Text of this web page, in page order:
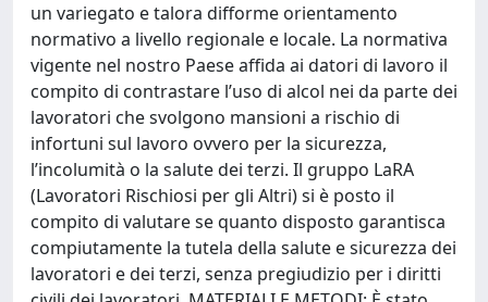
un variegato e talora difforme orientamento
normativo a livello regionale e locale. La normativa
vigente nel nostro Paese affida ai datori di lavoro il
compito di contrastare l’uso di alcol nei da parte dei
lavoratori che svolgono mansioni a rischio di
infortuni sul lavoro ovvero per la sicurezza,
l’incolumità o la salute dei terzi. Il gruppo LaRA
(Lavoratori Rischiosi per gli Altri) si è posto il
compito di valutare se quanto disposto garantisca
compiutamente la tutela della salute e sicurezza dei
lavoratori e dei terzi, senza pregiudizio per i diritti